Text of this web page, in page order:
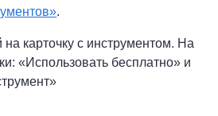
.
карточку с инструментом. На
«Использовать бесплатно» и